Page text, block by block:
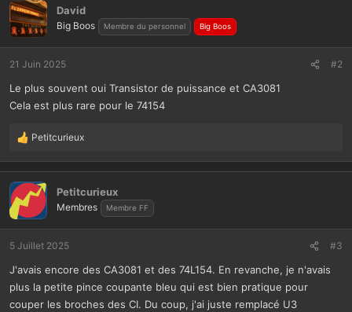
David
Big Boos Membre du personnel Big Boos
21 Juin 2025 #2
Le plus souvent oui Transistor de puissance et CA3081
Cela est plus rare pour le 74154
L
s
r
é
a
c
o
n
Petitcurieux
Petitcurieux
Membres Membre FF
5 Juillet 2025 #3
J'avais encore des CA3081 et des 74L154. En revanche, je n'avais
plus la petite pince coupante bleu qui est bien pratique pour
couper les broches des CI. Du coup, j'ai juste remplacé U3